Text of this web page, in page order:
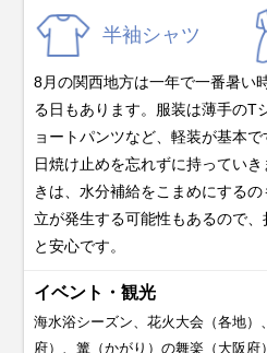
半袖シャツ
8月の関西地方は一年で一番暑い
る日もあります。服装は薄手のT
ョートパンツなど、軽装が基本
日焼け止めを忘れずに持ってい
きは、水分補給をこまめにする
立が発生する可能性もあるので、
と安心です。
イベント・観光
海水浴シーズン、花火大会（各地）
府）、篝（かがり）の舞楽（大阪府